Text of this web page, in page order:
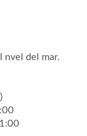
nvel del mar.